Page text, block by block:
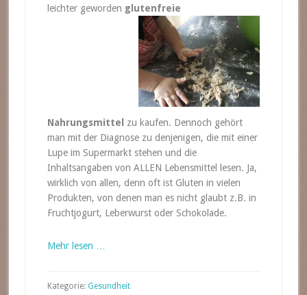
leichter geworden glutenfreie
Nahrungsmittel
zu kaufen. Dennoch gehört
man mit der Diagnose zu denjenigen, die mit einer
Lupe im Supermarkt stehen und die
Inhaltsangaben von ALLEN Lebensmittel lesen. Ja,
wirklich von allen, denn oft ist Gluten in vielen
Produkten, von denen man es nicht glaubt z.B. in
Fruchtjogurt, Leberwurst oder Schokolade.
Mehr lesen …
Kategorie: Gesundheit